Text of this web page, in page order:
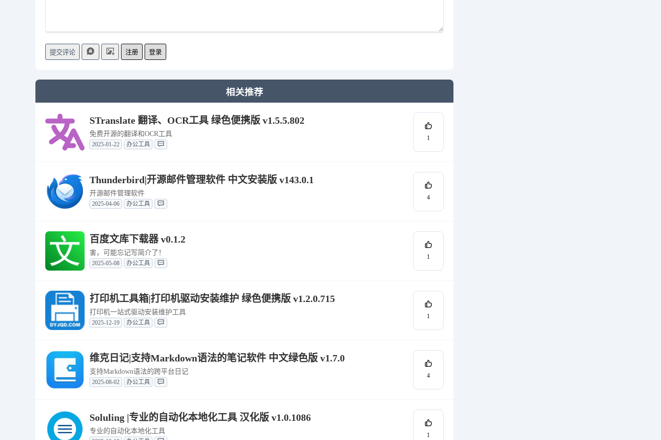
提交评论 注册 登录
相关推荐
STranslate 翻译、OCR工具 绿色便携版 v1.5.5.802
免费开源的翻译和OCR工具
2025-01-22 办公工具
1
Thunderbird|开源邮件管理软件 中文安装版 v143.0.1
开源邮件管理软件
2025-04-06 办公工具
4
百度文库下载器 v0.1.2
害，可能忘记写简介了！
2025-05-08 办公工具
1
打印机工具箱|打印机驱动安装维护 绿色便携版 v1.2.0.715
打印机一站式驱动安装维护工具
2025-12-19 办公工具
1
维克日记|支持Markdown语法的笔记软件 中文绿色版 v1.7.0
支持Markdown语法的跨平台日记
2025-08-02 办公工具
4
Soluling |专业的自动化本地化工具 汉化版 v1.0.1086
专业的自动化本地化工具
1